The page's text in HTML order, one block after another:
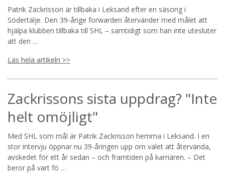
Patrik Zackrisson är tillbaka i Leksand efter en säsong i
Södertälje. Den 39-årige forwarden återvänder med målet att
hjälpa klubben tillbaka till SHL – samtidigt som han inte utesluter
att den …
Läs hela artikeln >>
Zackrissons sista uppdrag? "Inte
helt omöjligt"
Med SHL som mål är Patrik Zackrisson hemma i Leksand. I en
stor intervju öppnar nu 39-åringen upp om valet att återvända,
avskedet för ett år sedan – och framtiden på karriären. – Det
beror på vart fö …